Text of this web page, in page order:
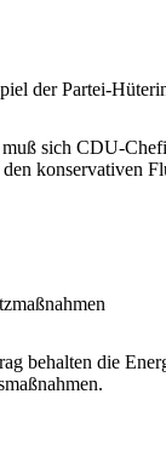
der Partei-
sich CDU-
den konservativen
behalten die